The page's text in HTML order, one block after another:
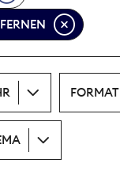
Nova Award
PrintFORMAT